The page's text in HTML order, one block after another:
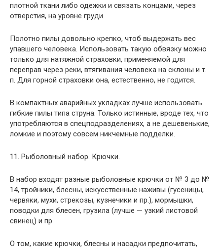
плотной ткани либо одежки и связать концами, через
отверстия, на уровне груди.
Полотно пилы довольно крепко, чтоб выдержать вес
упавшего человека. Использовать такую обвязку можно
только для натяжной страховки, применяемой для
переправ через реки, втягивания человека на склоны и т.
п. Для горной страховки она, естественно, не годится.
В компактных аварийных укладках лучше использовать
гибкие пилы типа струна. Только истинные, вроде тех, что
употребляются в спецподразделениях, а не дешевенькие,
ломкие и поэтому совсем никчемные подделки.
11. Рыболовный набор. Крючки.
В набор входят разные рыболовные крючки от № 3 до №
14, тройники, блесны, искусственные наживы (гусеницы,
червяки, мухи, стрекозы, кузнечики и пр.), мормышки,
поводки для блесен, грузила (лучше — узкий листовой
свинец) и пр.
О том, какие крючки, блесны и насадки предпочитать,